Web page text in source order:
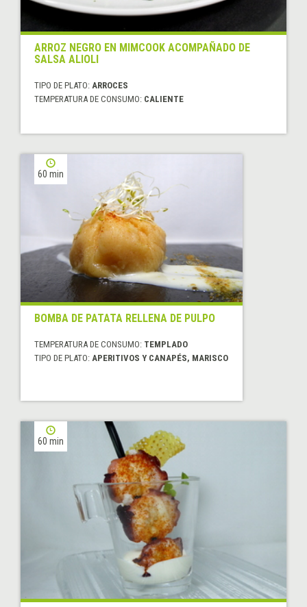
ARROZ NEGRO EN MIMCOOK ACOMPAÑADO DE
SALSA ALIOLI
TIPO DE PLATO: ARROCES
TEMPERATURA DE CONSUMO: CALIENTE
60 min
BOMBA DE PATATA RELLENA DE PULPO
TEMPERATURA DE CONSUMO: TEMPLADO
TIPO DE PLATO: APERITIVOS Y CANAPÉS, MARISCO
60 min